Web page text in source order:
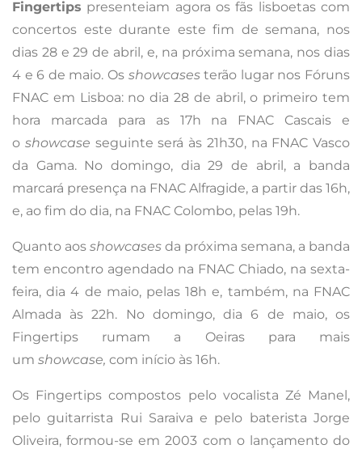
Fingertips presenteiam agora os fãs lisboetas com
concertos este durante este fim de semana, nos
dias 28 e 29 de abril, e, na próxima semana, nos dias
4 e 6 de maio. Os showcasesterão lugar nos Fóruns
FNAC em Lisboa: no dia 28 de abril, o primeiro tem
hora marcada para as 17h na FNAC Cascais e
o showcase seguinte será às 21h30, na FNAC Vasco
da Gama. No domingo, dia 29 de abril, a banda
marcará presença na FNAC Alfragide, a partir das 16h,
e, ao fim do dia, na FNAC Colombo, pelas 19h.
Quanto aos showcases da próxima semana, a banda
tem encontro agendado na FNAC Chiado, na sexta-
feira, dia 4 de maio, pelas 18h e, também, na FNAC
Almada às 22h. No domingo, dia 6 de maio, os
Fingertips rumam a Oeiras para mais
um showcase, com início às 16h.
Os Fingertips compostos pelo vocalista Zé Manel,
pelo guitarrista Rui Saraiva e pelo baterista Jorge
Oliveira, formou-se em 2003 com o lançamento do